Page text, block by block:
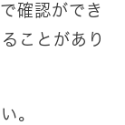
確認ができ
ことがあり
。